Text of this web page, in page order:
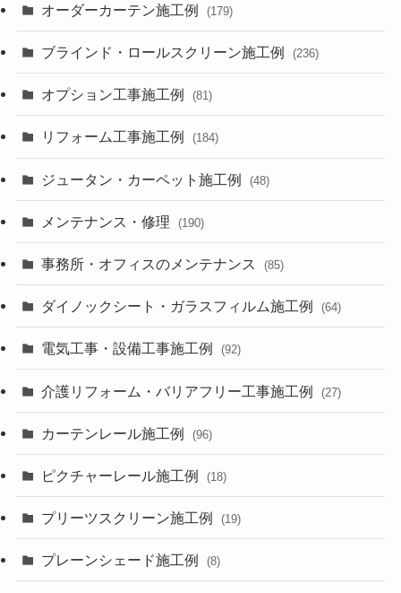
オーダーカーテン施工例 (179)
ブラインド・ロールスクリーン施工例 (236)
オプション工事施工例 (81)
リフォーム工事施工例 (184)
ジュータン・カーペット施工例 (48)
メンテナンス・修理 (190)
事務所・オフィスのメンテナンス (85)
ダイノックシート・ガラスフィルム施工例 (64)
電気工事・設備工事施工例 (92)
介護リフォーム・バリアフリー工事施工例 (27)
カーテンレール施工例 (96)
ピクチャーレール施工例 (18)
プリーツスクリーン施工例 (19)
プレーンシェード施工例 (8)